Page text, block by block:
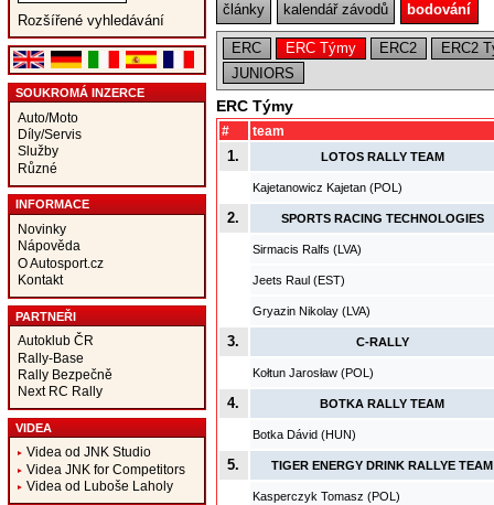
Rozšířené vyhledávání
SOUKROMÁ INZERCE
Auto/Moto
Díly/Servis
Služby
Různé
INFORMACE
Novinky
Nápověda
O Autosport.cz
Kontakt
PARTNEŘI
Autoklub ČR
Rally-Base
Rally Bezpečně
Next RC Rally
VIDEA
Videa od JNK Studio
Videa JNK for Competitors
Videa od Luboše Laholy
články kalendář závodů bodování
ERC ERC Týmy ERC2
ERC2
JUNIORS
ERC Týmy
# team
1. LOTOS RALLY TEAM
Kajetanowicz Kajetan (POL)
2. SPORTS RACING TECHNOLOGIES
Sirmacis Ralfs (LVA)
Jeets Raul (EST)
Gryazin Nikolay (LVA)
3. C-RALLY
Kołtun Jarosław (POL)
4. BOTKA RALLY TEAM
Botka Dávid (HUN)
5. TIGER ENERGY DRINK RALLYE TEAM
Kasperczyk Tomasz (POL)